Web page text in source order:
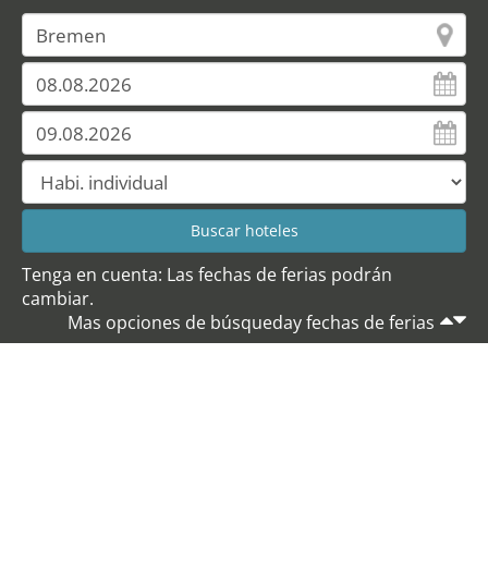
Tenga en cuenta: Las fechas de ferias podrán
cambiar.
Mas opciones de búsqueday fechas de ferias